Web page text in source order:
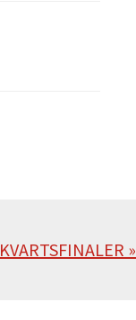
Nästa
KVARTSFINALER »